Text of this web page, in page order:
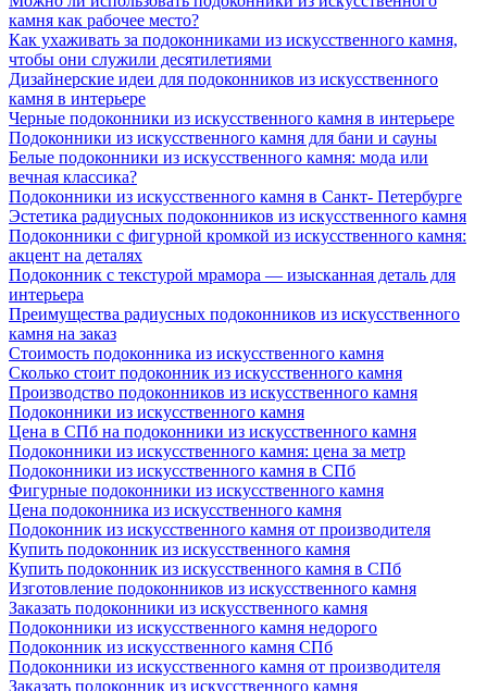
камня как рабочее место?
Как ухаживать за подоконниками из искусственного камня,
чтобы они служили десятилетиями
Дизайнерские идеи для подоконников из искусственного
камня в интерьере
Черные подоконники из искусственного камня в интерьере
Подоконники из искусственного камня для бани и сауны
Белые подоконники из искусственного камня: мода или
вечная классика?
Подоконники из искусственного камня в Санкт- Петербурге
Эстетика радиусных подоконников из искусственного камня
Подоконники с фигурной кромкой из искусственного камня:
акцент на деталях
Подоконник с текстурой мрамора — изысканная деталь для
интерьера
Преимущества радиусных подоконников из искусственного
камня на заказ
Стоимость подоконника из искусственного камня
Сколько стоит подоконник из искусственного камня
Производство подоконников из искусственного камня
Подоконники из искусственного камня
Цена в СПб на подоконники из искусственного камня
Подоконники из искусственного камня: цена за метр
Подоконники из искусственного камня в СПб
Фигурные подоконники из искусственного камня
Цена подоконника из искусственного камня
Подоконник из искусственного камня от производителя
Купить подоконник из искусственного камня
Купить подоконник из искусственного камня в СПб
Изготовление подоконников из искусственного камня
Заказать подоконники из искусственного камня
Подоконники из искусственного камня недорого
Подоконник из искусственного камня СПб
Подоконники из искусственного камня от производителя
Заказать подоконник из искусственного камня